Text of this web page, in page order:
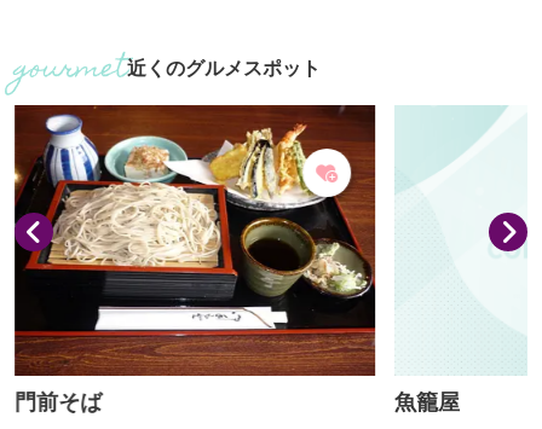
ン、トウゴクミツバツ
になります。
近くのグルメスポット
門前そば 魚籠屋